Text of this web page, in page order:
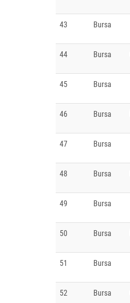
43 Bursa
44 Bursa
45 Bursa
46 Bursa
47 Bursa
48 Bursa
49 Bursa
50 Bursa
51 Bursa
52 Bursa